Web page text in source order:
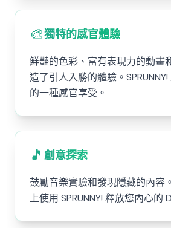
🎨獨特的感官體驗
鮮豔的色彩、富有表現力的動畫
造了引人入勝的體驗。
的一種感官享受。
🎵 創意探索
鼓勵音樂實驗和發現隱藏的內容
上使用 SPRUNNY! 釋放您內心的